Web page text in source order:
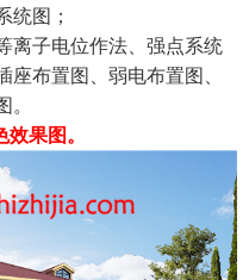
统图；
离子电位作法、强点系统
布置图、弱电布置图、
果图。